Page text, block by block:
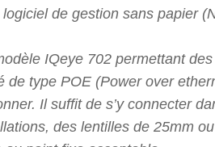
de gestion sans papier
IQeye 702 permettant
de type POE (Power over
Il suffit de s’y connecter
des lentilles de 25mm